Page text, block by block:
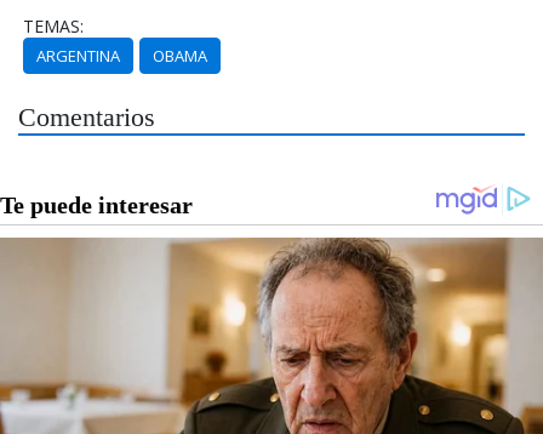
TEMAS:
ARGENTINA OBAMA
Comentarios